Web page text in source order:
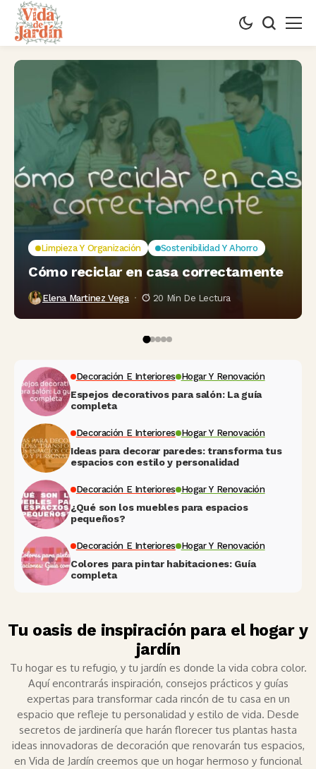
Decoración E Interiores Hogar Y Renovación
Espejos decorativos para salón: La guía
completa
Decoración E Interiores Hogar Y Renovación
Ideas para decorar paredes: transforma tus
espacios con estilo y personalidad
Decoración E Interiores Hogar Y Renovación
¿Qué son los muebles para espacios
pequeños?
Decoración E Interiores Hogar Y Renovación
Colores para pintar habitaciones: Guía
completa
Limpieza Y Organización Sostenibilidad Y Ahorro
Cómo reciclar en casa correctamente
Elena Martinez Vega 20 Min De Lectura
Tu oasis de inspiración para el hogar y
jardín
Tu hogar es tu refugio, y tu jardín es donde la vida cobra color.
Aquí encontrarás inspiración, consejos prácticos y guías
expertas para transformar cada rincón de tu casa en un
espacio que refleje tu personalidad y estilo de vida. Desde
secretos de jardinería que harán florecer tus plantas hasta
ideas innovadoras de decoración que renovarán tus espacios,
en Vida de Jardín creemos que un hogar hermoso y funcional